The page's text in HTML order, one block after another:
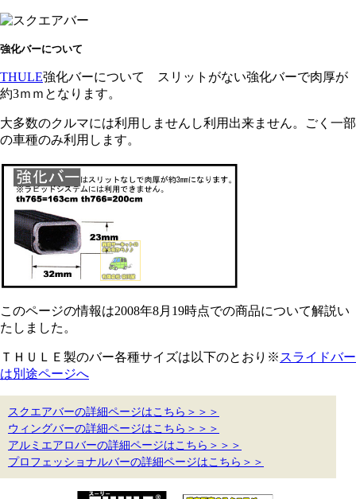
強化バーについて
THULE強化バーについて スリットがない強化バーで肉厚が
約3ｍｍとなります。
大多数のクルマには利用しませんし利用出来ません。ごく一部
の車種のみ利用します。
このページの情報は2008年8月19時点での商品について解説い
たしました。
ＴＨＵＬＥ製のバー各種サイズは以下のとおり※ スライドバー
は別途ページへ
スクエアバーの詳細ページはこちら＞＞＞
ウィングバーの詳細ページはこちら＞＞＞
アルミエアロバーの詳細ページはこちら＞＞＞
プロフェッショナルバーの詳細ページはこちら＞＞